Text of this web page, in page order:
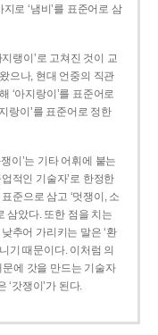
지로 ‘냄비’를 표준어로 삼
랭이’로 고쳐진 것이 교
으나, 현대 언중의 직관
‘아지랑이’를 표준어로
랑이’를 표준어로 정한
이’는 기타 어휘에 붙는
적인 기술자’로 한정한
준으로 삼고 ‘멋쟁이, 소
삼았다. 또한 점을 치는
추어 가리키는 말은 ‘환
기 때문이다. 이처럼 의
문에 갓을 만드는 기술자
‘갓쟁이’가 된다.